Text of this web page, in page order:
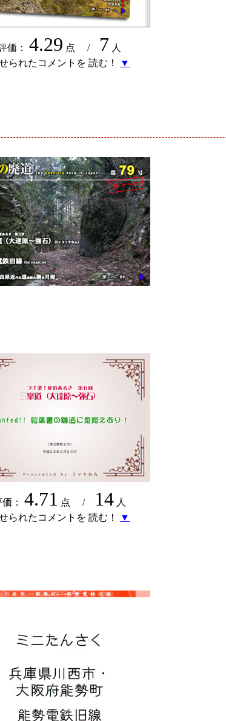
価：4.29 点 / 7 人
られたコメントを 読む！
▼
価：4.71 点 / 14 人
られたコメントを 読む！
▼